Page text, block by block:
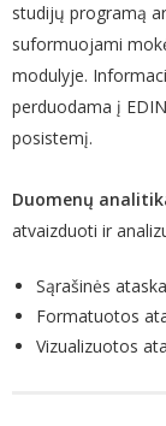
studijų programą
suformuojami
modulyje.
perduodama į
posistemį.
Duomenų
atvaizduoti ir
Sąrašinės
Formatuotos
Vizualizuotos